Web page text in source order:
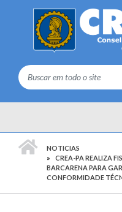
NOTICIAS
CREA-PA REALIZA
BARCARENA PARA
CONFORMIDADE